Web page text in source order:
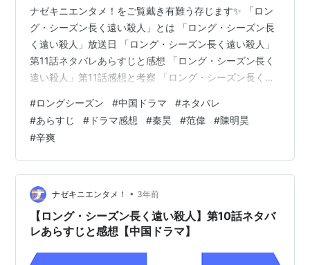
ナゼキニエンタメ！をご覧戴き有難う存じます✨ 「ロン
グ・シーズン長く遠い殺人」とは 「ロング・シーズン長
く遠い殺人」放送日 「ロング・シーズン長く遠い殺人」
第11話ネタバレあらすじと感想 「ロング・シーズン長く
遠い殺人」第11話感想と考察 「ロング・シーズン長く遠
2023年4月に中国の騰訊視頻（テンセントビデオ）で配
信されたクライムサスペンス。 「バッド・キッズ 隠秘之
罪」の監督、辛爽（シン・シュアン）監督作品で本国中
国では圧倒的高評価を得た超人気ドラマだそうです。 画
像引用元https://ogre.natalie.mu/media/new…
#ロングシーズン #中国ドラマ #ネタバレ
#あらすじ # ドラマ感想 #秦昊 #范偉 #陳明昊
#辛爽
ナゼキニエンタメ！ • 3年前
【ロング・シーズン長く遠い殺人】第10話ネタバ
レあらすじと感想【中国ドラマ】